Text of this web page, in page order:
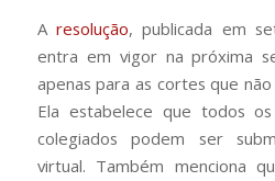
A resolução, publicada em
entra em vigor na próxima
apenas para as cortes que
Ela estabelece que todos
colegiados podem ser
virtual. Também menciona